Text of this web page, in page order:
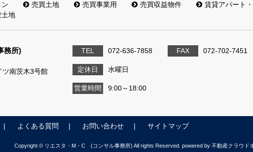
売買土地 売買事業用 売買収益物件
賃貸アパート
土地
務所)
ツ南茨木3号館
TEL 072-636-7858 FAX 072-702-7451
定休日 水曜日
営業時間 9:00～18:00
よくある質問 お問い合わせ サイトマップ
Copyright © リエスタ・M・C (コンサル事務所) All rights Reserved. powered by 不動産クラウド